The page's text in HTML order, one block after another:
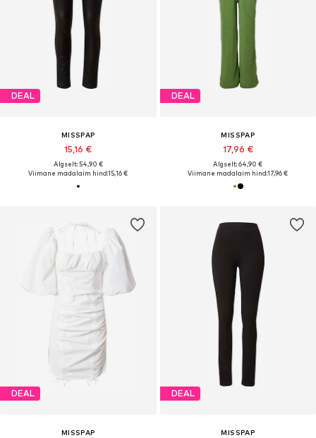
DEAL
MISSPAP
15,16 €
Algselt: 54,90 €
Viimane madalaim hind:15,16 €
DEAL
MISSPAP
17,96 €
Algselt: 64,90 €
Viimane madalaim hind:17,96 €
DEAL
MISSPAP
DEAL
MISSPAP